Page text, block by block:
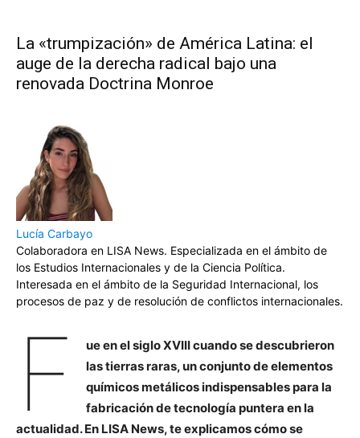
La «trumpización» de América Latina: el
auge de la derecha radical bajo una
renovada Doctrina Monroe
Lucía Carbayo
Colaboradora en LISA News. Especializada en el ámbito de
los Estudios Internacionales y de la Ciencia Política.
Interesada en el ámbito de la Seguridad Internacional, los
procesos de paz y de resolución de conflictos internacionales.
F
ue en el siglo XVIII cuando se descubrieron
las tierras raras, un conjunto de elementos
químicos metálicos indispensables para la
fabricación de tecnología puntera en la
actualidad. En LISA News, te explicamos cómo se